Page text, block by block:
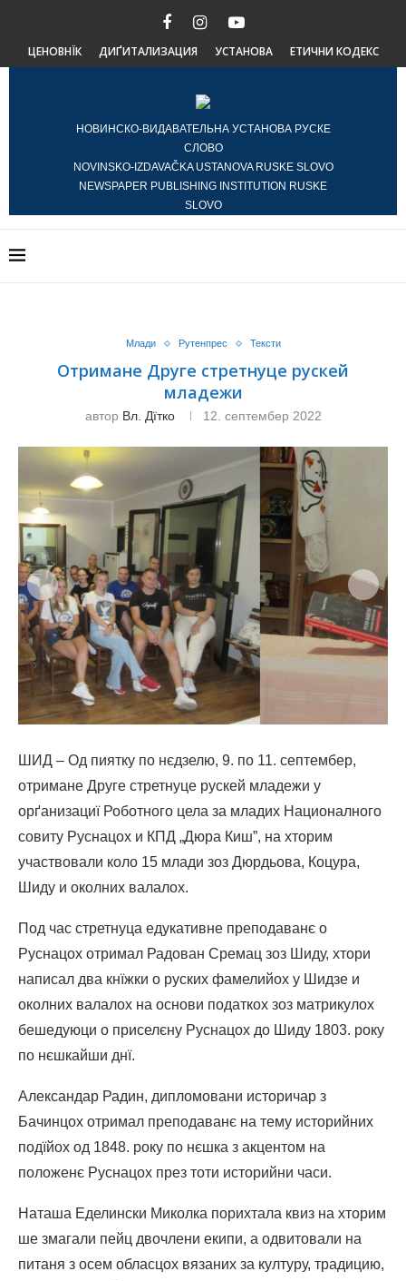
ЦЕНОВНЇК ДИҐИТАЛИЗАЦИЯ УСТАНОВА ЕТИЧНИ КОДЕКС
НОВИНСКО-ВИДАВАТЕЛЬНА УСТАНОВА РУСКЕ
СЛОВО
NOVINSKO-IZDAVAČKA USTANOVA RUSKE SLOVO
NEWSPAPER PUBLISHING INSTITUTION RUSKE
SLOVO
Млади Рутенпрес Тексти
Отримане Друге стретнуце рускей
младежи
автор Вл. Дїтко 12. септембер 2022
ШИД – Од пиятку по нєдзелю, 9. по 11. септембер,
отримане Друге стретнуце рускей младежи у
орґанизациї Роботного цела за младих Националного
совиту Руснацох и КПД „Дюра Киш”, на хторим
участвовали коло 15 млади зоз Дюрдьова, Коцура,
Шиду и околних валалох.
Под час стретнуца едукативне преподаванє о
Руснацох отримал Радован Сремац зоз Шиду, хтори
написал два кнїжки о руских фамелийох у Шидзе и
околних валалох на основи податкох зоз матрикулох
бешедуюци о приселєну Руснацох до Шиду 1803. року
по нєшкайши днї.
Александар Радин, дипломовани историчар з
Бачинцох отримал преподаванє на тему историйних
подїйох од 1848. року по нєшка з акцентом на
положенє Руснацох през тоти историйни часи.
Наташа Еделински Миколка порихтала квиз на хторим
ше змагали пейц двочлени екипи, а одвитовали на
питаня з осем обласцох вязаних за културу, традицию,